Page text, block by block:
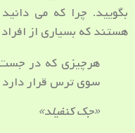
بگویید. چرا که می
هستند که بسیاری از افراد
هرچیزی که در
سوی ترس قرار دارد
«جک کنفیلد»